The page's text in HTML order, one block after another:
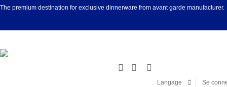
The premium destination for exclusive dinnerware from avant garde manufacturer.
Langage Se